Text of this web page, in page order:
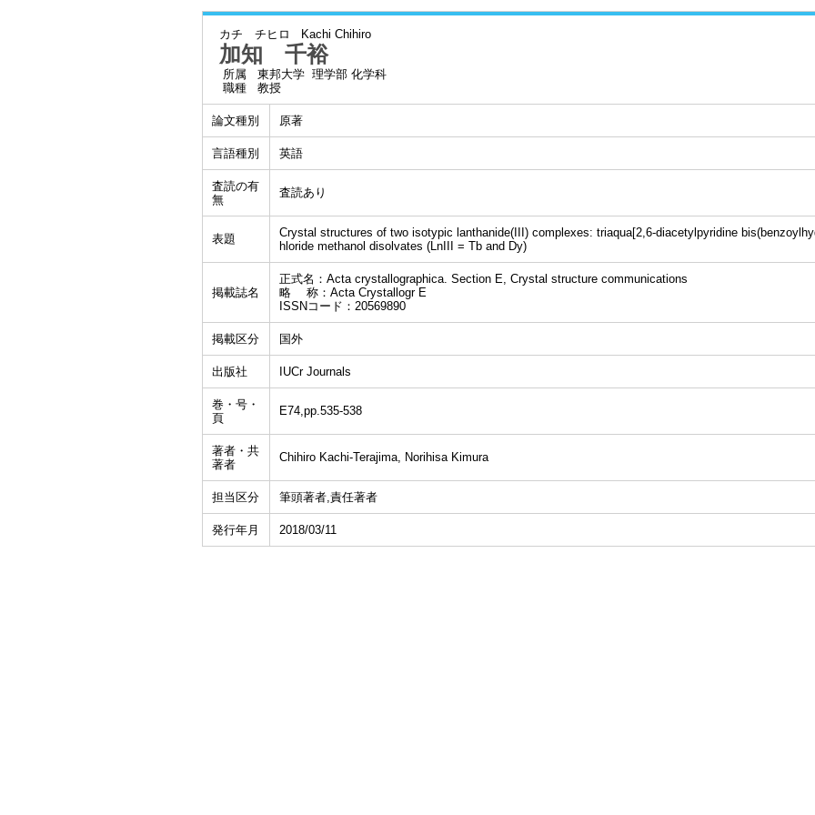
カチ チヒロ Kachi Chihiro
加知 千裕
所属
東邦大学 理学部 化学科
職種
教授
論文種別 原著
言語種別 英語
査読の有
無
査読あり
表題
Crystal structures of two isotypic lanthanide(III) complexes: triaqua[2,6-diacetylpyridine
hloride methanol disolvates (LnIII = Tb and Dy)
掲載誌名
正式名：Acta crystallographica. Section E, Crystal structure communications
略 称：Acta Crystallogr E
ISSNコード：20569890
掲載区分 国外
出版社 IUCr Journals
巻・号・
頁
E74,pp.535-538
著者・共
著者
Chihiro Kachi-Terajima, Norihisa Kimura
担当区分 筆頭著者,責任著者
発行年月 2018/03/11